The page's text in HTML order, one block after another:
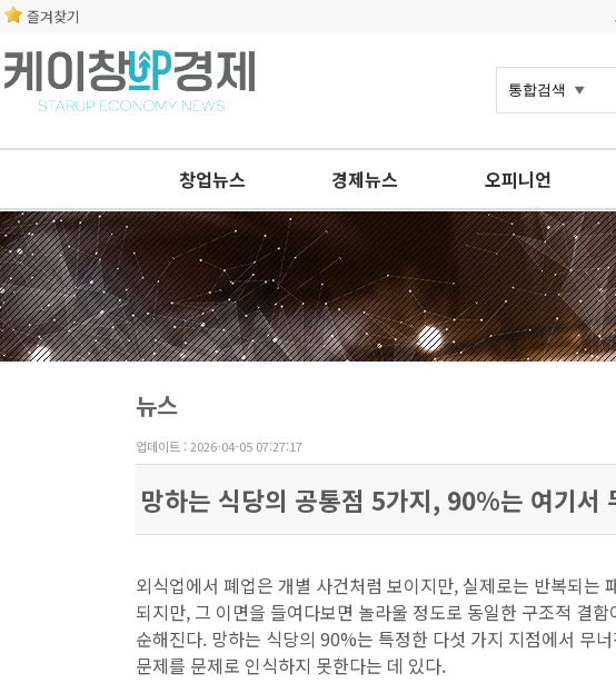
즐겨찾기
창업뉴스 경제뉴스 오피니언
뉴스
업데이트 : 2026-04-05 07:27:17
망하는 식당의 공통점 5가지, 90%는 여기서
외식업에서 폐업은 개별 사건처럼 보이지만, 실제로는 반복되는
되지만, 그 이면을 들여다보면 놀라울 정도로 동일한 구조적 결
순해진다. 망하는 식당의 90%는 특정한 다섯 가지 지점에서 무
문제를 문제로 인식하지 못한다는 데 있다.